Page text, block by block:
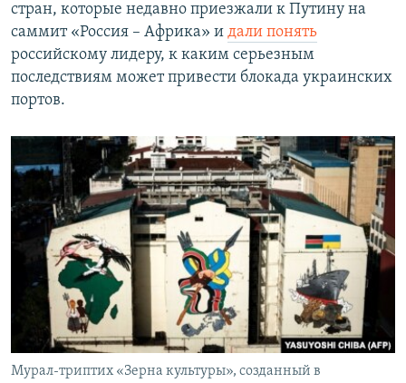
стран, которые недавно приезжали к Путину на
саммит «Россия – Африка» и дали понять
российскому лидеру, к каким серьезным
последствиям может привести блокада украинских
портов.
Мурал-триптих «Зерна культуры», созданный в